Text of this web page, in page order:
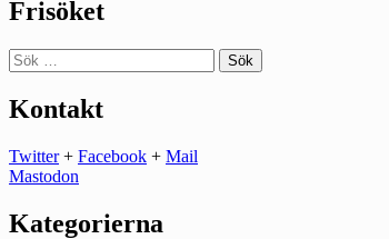
Frisöket
Sök
efter:
Kontakt
Twitter+ Facebook + Mail
Mastodon
Kategorierna